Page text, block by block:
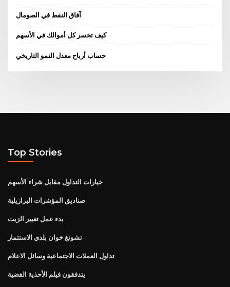
آفاق النفط في الصومال
كيف تخسر كل أموالك في الأسهم
حساب أرباح معدل النمو التاريخي
Top Stories
خيارات التداول مقابل شراء الأسهم
صناديق المؤشرات البرازيلية
بدء عمل تغيير الزيت
تشونغ خوان بلدي الاستثمار
تداول العملات الاجتماعية وسائل الاعلام
يتدفقون فيلم الأحذية الفضية